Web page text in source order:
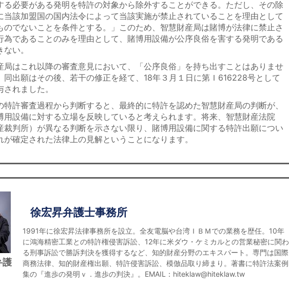
る必要がある発明を特許の対象から除外することができる。ただし、その除
当該加盟国の国内法令によって当該実施が禁止されていることを理由として
のでないことを条件とする。」このため、智慧財産局は賭博が法律に禁止さ
為であることのみを理由として、賭博用設備が公序良俗を害する発明である
い。
はこれ以降の審査意見において、「公序良俗」を持ち出すことはありませ
同出願はその後、若干の修正を経て、18年３月１日に第Ｉ616228号として
れました。
許審査過程から判断すると、最終的に特許を認めた智慧財産局の判断が、
用設備に対する立場を反映していると考えられます。将来、智慧財産法院
裁判所）が異なる判断を示さない限り、賭博用設備に関する特許出願につい
が確定された法律上の見解ということになります。
護
徐宏昇弁護士事務所
1991年に徐宏昇法律事務所を設立。全友電脳や台湾ＩＢＭでの業務を歴任。10年
に鴻海精密工業との特許権侵害訴訟、12年に米ダウ・ケミカルとの営業秘密に関わ
る刑事訴訟で勝訴判決を獲得するなど、知的財産分野のエキスパート。専門は国際
商務法律、知的財産権出願、特許侵害訴訟、模倣品取り締まり。著書に特許法案例
集の『進歩の発明ｖ．進歩の判決』。EMAIL：hiteklaw@hiteklaw.tw